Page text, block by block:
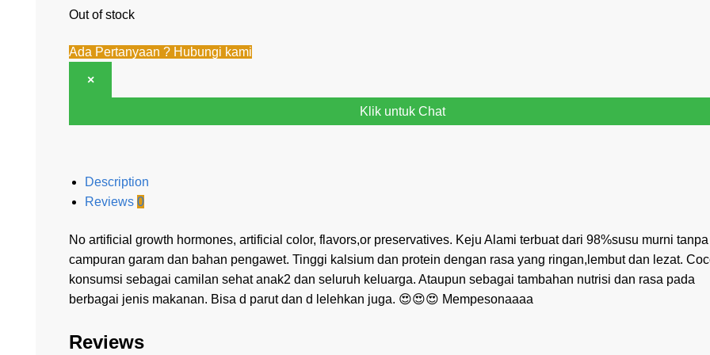
Out of stock
Ada Pertanyaan ? Hubungi kami
×
Klik untuk Chat
Description
Reviews 0
No artificial growth hormones, artificial color, flavors,or preservatives. Keju Alami terbuat dari 98%susu murni tanpa
campuran garam dan bahan pengawet. Tinggi kalsium dan protein dengan rasa yang ringan,lembut dan lezat.
konsumsi sebagai camilan sehat anak2 dan seluruh keluarga. Ataupun sebagai tambahan nutrisi dan rasa pada
berbagai jenis makanan. Bisa d parut dan d lelehkan juga. 😍😍😍 Mempesonaaaa
Reviews